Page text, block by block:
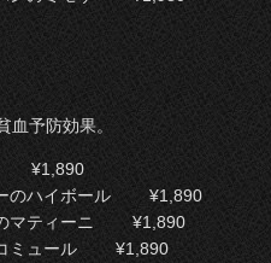
血予防効果。
¥1,890
ーのハイボール ¥1,890
のマティーニ ¥1,890
コミュール ¥1,890